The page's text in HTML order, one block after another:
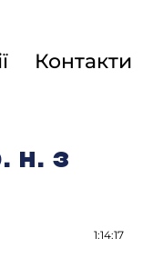
Контакти
н. з
1:14:17